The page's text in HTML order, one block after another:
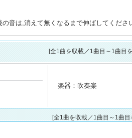
音は,消えて無くなるまで伸ばしてくださ
[全1曲を収載／1曲目～1曲目
楽器：吹奏楽
[全1曲を収載／1曲目～1曲目